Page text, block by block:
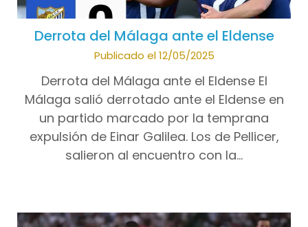
Derrota del Málaga ante el Eldense
Publicado el 12/05/2025
Derrota del Málaga ante el Eldense El
Málaga salió derrotado ante el Eldense en
un partido marcado por la temprana
expulsión de Einar Galilea. Los de Pellicer,
salieron al encuentro con la…